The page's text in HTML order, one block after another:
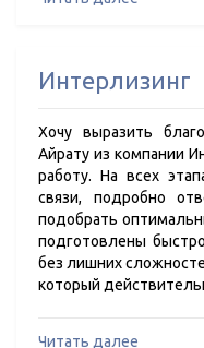
Интерлизинг
Хочу выразить
Айрату из компании
работу. На всех
связи, подробно
подобрать
подготовлены
без лишних
который
Читать далее